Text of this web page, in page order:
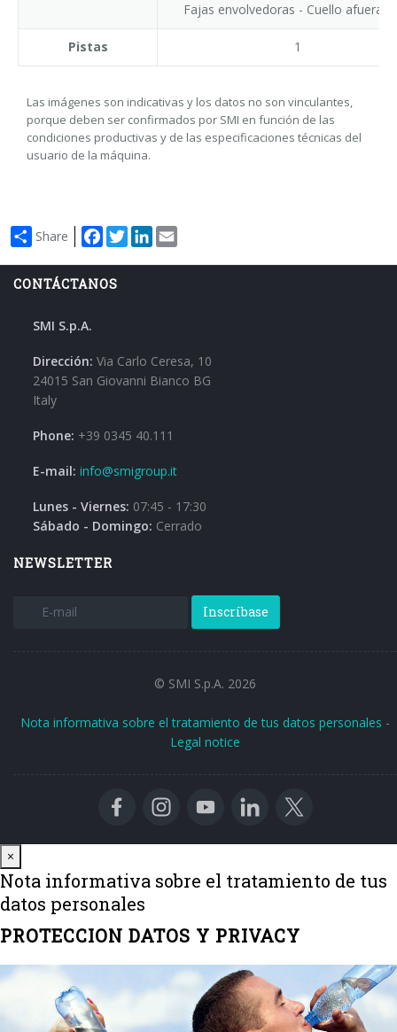
Fajas envolvedoras - Cuello afuera
Pistas 1
Las imágenes son indicativas y los datos no son vinculantes,
porque deben ser confirmados por SMI en función de las
condiciones productivas y de las especificaciones técnicas del
usuario de la máquina.
Share Facebook
TwitterLinkedIn
CONTÁCTANOS
SMI S.p.A.
Dirección: Via Carlo Ceresa, 10
24015 San Giovanni Bianco BG
Italy
Phone: +39 0345 40.111
E-mail: info@smigroup.it
Lunes - Viernes: 07:45 - 17:30
Sábado - Domingo: Cerrado
NEWSLETTER
Inscríbase
© SMI S.p.A. 2026
Nota informativa sobre el tratamiento de tus datos personales -
Legal notice
×
Nota informativa sobre el tratamiento de tus
datos personales
PROTECCION DATOS Y PRIVACY